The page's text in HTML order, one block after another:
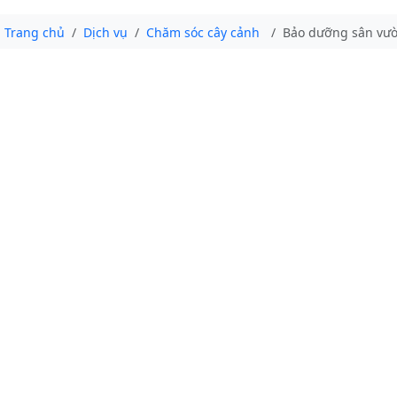
Trang chủ Dịch vụ Chăm sóc cây cảnh Bảo dưỡng sân